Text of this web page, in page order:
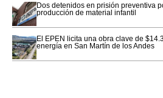
Dos detenidos en prisión preventiva
producción de material infantil
El EPEN licita una obra clave de
energía en San Martín de los Andes